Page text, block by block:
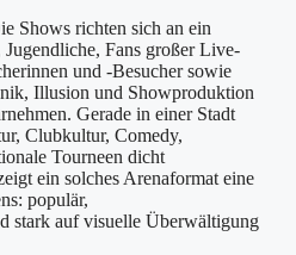
Shows richten sich an ein
Fans großer Live-
und -Besucher sowie
Illusion und Showproduktion
Gerade in einer Stadt
Clubkultur, Comedy,
Tourneen dicht
ein solches Arenaformat eine
populär,
stark auf visuelle Überwältigung